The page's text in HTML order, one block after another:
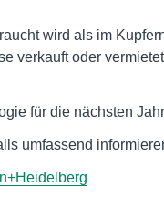
wird als im
verkauft oder
für die nächsten
umfassend